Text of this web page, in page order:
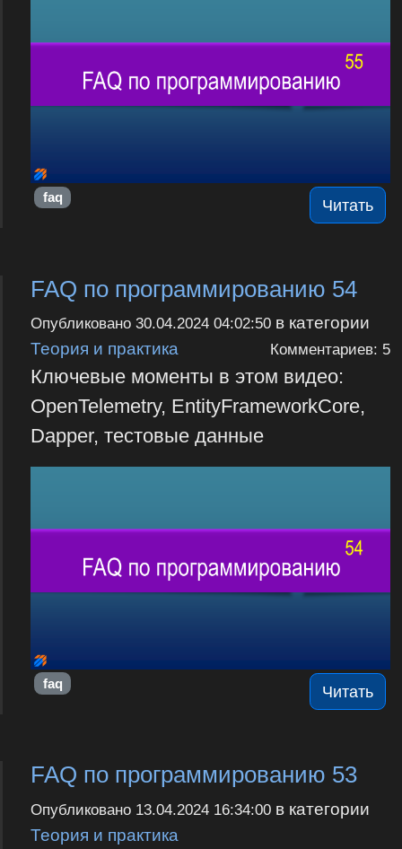
Читать
faq
FAQ по программированию 54
Опубликовано 30.04.2024 04:02:50в категории
Теория и практика
Комментариев: 5
Ключевые моменты в этом видео:
OpenTelemetry, EntityFrameworkCore,
Dapper, тестовые данные
Читать
faq
FAQ по программированию 53
Опубликовано 13.04.2024 16:34:00в категории
Теория и практика